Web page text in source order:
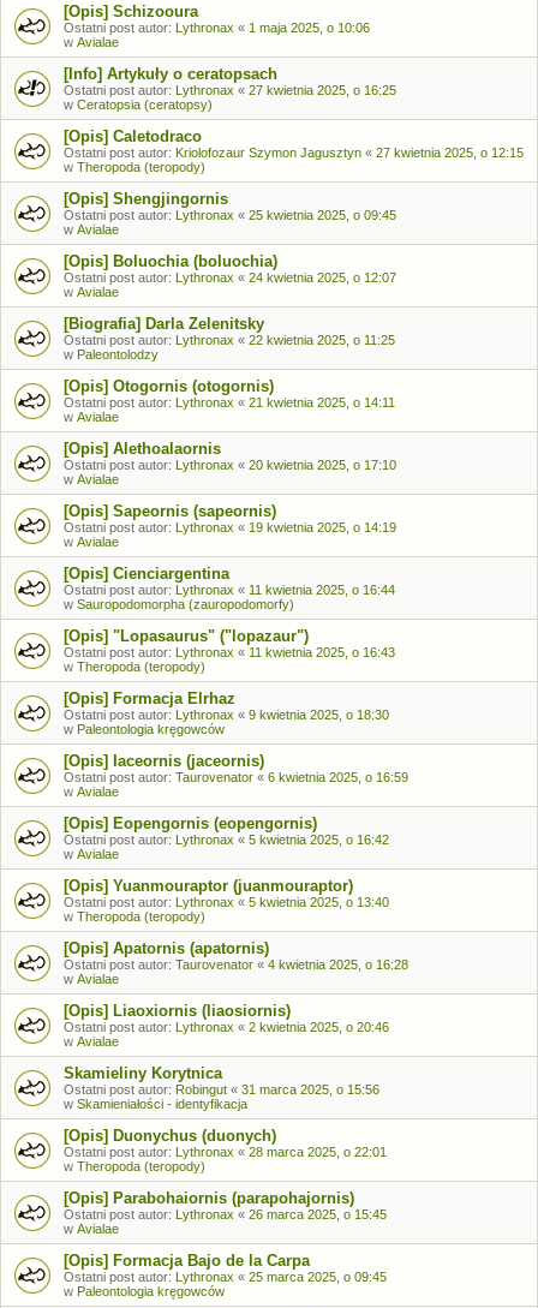
[Opis] Schizooura
Ostatni post autor: Lythronax « 1 maja 2025, o 10:06
w Avialae
[Info] Artykuły o ceratopsach
Ostatni post autor: Lythronax « 27 kwietnia 2025, o 16:25
w Ceratopsia (ceratopsy)
[Opis] Caletodraco
Ostatni post autor: Kriolofozaur Szymon Jagusztyn « 27 kwietnia 2025, o 12:15
w Theropoda (teropody)
[Opis] Shengjingornis
Ostatni post autor: Lythronax « 25 kwietnia 2025, o 09:45
w Avialae
[Opis] Boluochia (boluochia)
Ostatni post autor: Lythronax « 24 kwietnia 2025, o 12:07
w Avialae
[Biografia] Darla Zelenitsky
Ostatni post autor: Lythronax « 22 kwietnia 2025, o 11:25
w Paleontolodzy
[Opis] Otogornis (otogornis)
Ostatni post autor: Lythronax « 21 kwietnia 2025, o 14:11
w Avialae
[Opis] Alethoalaornis
Ostatni post autor: Lythronax « 20 kwietnia 2025, o 17:10
w Avialae
[Opis] Sapeornis (sapeornis)
Ostatni post autor: Lythronax « 19 kwietnia 2025, o 14:19
w Avialae
[Opis] Cienciargentina
Ostatni post autor: Lythronax « 11 kwietnia 2025, o 16:44
w Sauropodomorpha (zauropodomorfy)
[Opis] "Lopasaurus" ("lopazaur")
Ostatni post autor: Lythronax « 11 kwietnia 2025, o 16:43
w Theropoda (teropody)
[Opis] Formacja Elrhaz
Ostatni post autor: Lythronax « 9 kwietnia 2025, o 18:30
w Paleontologia kręgowców
[Opis] Iaceornis (jaceornis)
Ostatni post autor: Taurovenator « 6 kwietnia 2025, o 16:59
w Avialae
[Opis] Eopengornis (eopengornis)
Ostatni post autor: Lythronax « 5 kwietnia 2025, o 16:42
w Avialae
[Opis] Yuanmouraptor (juanmouraptor)
Ostatni post autor: Lythronax « 5 kwietnia 2025, o 13:40
w Theropoda (teropody)
[Opis] Apatornis (apatornis)
Ostatni post autor: Taurovenator « 4 kwietnia 2025, o 16:28
w Avialae
[Opis] Liaoxiornis (liaosiornis)
Ostatni post autor: Lythronax « 2 kwietnia 2025, o 20:46
w Avialae
Skamieliny Korytnica
Ostatni post autor: Robingut « 31 marca 2025, o 15:56
w Skamieniałości - identyfikacja
[Opis] Duonychus (duonych)
Ostatni post autor: Lythronax « 28 marca 2025, o 22:01
w Theropoda (teropody)
[Opis] Parabohaiornis (parapohajornis)
Ostatni post autor: Lythronax « 26 marca 2025, o 15:45
w Avialae
[Opis] Formacja Bajo de la Carpa
Ostatni post autor: Lythronax « 25 marca 2025, o 09:45
w Paleontologia kręgowców